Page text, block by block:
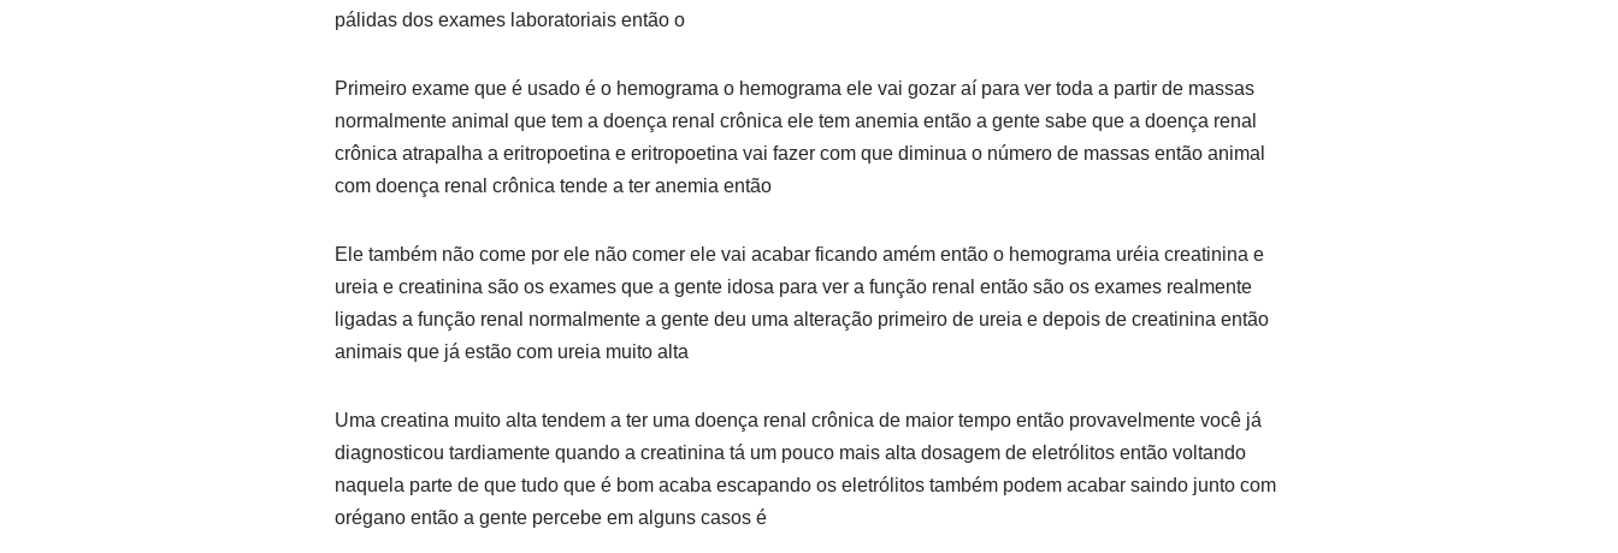
pálidas dos exames laboratoriais então o
Primeiro exame que é usado é o hemograma o hemograma ele vai gozar aí para ver toda a partir de massas
normalmente animal que tem a doença renal crônica ele tem anemia então a gente sabe que a doença renal
crônica atrapalha a eritropoetina e eritropoetina vai fazer com que diminua o número de massas então animal
com doença renal crônica tende a ter anemia então
Ele também não come por ele não comer ele vai acabar ficando amém então o hemograma uréia creatinina e
ureia e creatinina são os exames que a gente idosa para ver a função renal então são os exames realmente
ligadas a função renal normalmente a gente deu uma alteração primeiro de ureia e depois de creatinina então
animais que já estão com ureia muito alta
Uma creatina muito alta tendem a ter uma doença renal crônica de maior tempo então provavelmente você já
diagnosticou tardiamente quando a creatinina tá um pouco mais alta dosagem de eletrólitos então voltando
naquela parte de que tudo que é bom acaba escapando os eletrólitos também podem acabar saindo junto com
orégano então a gente percebe em alguns casos é